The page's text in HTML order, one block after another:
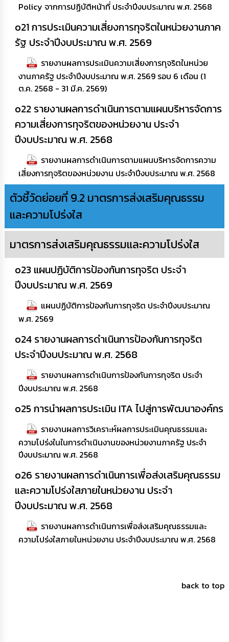
Policy จากการปฏิบัติหน้าที่ ประจำปีงบประมาณ พ.ศ. 2568
o21 การประเมินความเสี่ยงการทุจริตในหน่วยงานภาค
รัฐ ประจำปีงบประมาณ พ.ศ. 2569
รายงานผลการประเมินความเสี่ยงการทุจริตในหน่วย
งานภาครัฐ ประจำปีงบประมาณ พ.ศ. 2569 รอบ 6 เดือน (1
ต.ค. 2568 - 31 มี.ค. 2569)
o22 รายงานผลการดำเนินการตามแผนบริหารจัดการ
ความเสี่ยงการทุจริตของหน่วยงาน ประจำ
ปีงบประมาณ พ.ศ. 2568
รายงานผลการดำเนินการตามแผนบริหารจัดการความ
เสี่ยงการทุจริตของหน่วยงาน ประจำปีงบประมาณ พ.ศ. 2568
ตัวชี้วัดย่อยที่ 9.2 มาตรการส่งเสริมคุณธรรม
และความโปร่งใส
มาตรการส่งเสริมคุณธรรมและความโปร่งใส
o23 แผนปฏิบัติการป้องกันการทุจริต ประจำ
ปีงบประมาณ พ.ศ. 2569
แผนปฏิบัติการป้องกันการทุจริต ประจำปีงบประมาณ
พ.ศ. 2569
o24 รายงานผลการดำเนินการป้องกันการทุจริต
ประจำปีงบประมาณ พ.ศ. 2568
รายงานผลการดำเนินการป้องกันการทุจริต ประจำ
ปีงบประมาณ พ.ศ. 2568
o25 การนำผลการประเมิน ITA ไปสู่การพัฒนาองค์กร
รายงานผลการวิเคราะห์ผลการประเมินคุณธรรมและ
ความโปร่งในในการดำเนินงานของหน่วยงานภาครัฐ ประจำ
ปีงบประมาณ พ.ศ. 2568
o26 รายงานผลการดำเนินการเพื่อส่งเสริมคุณธรรม
และความโปร่งใสภายในหน่วยงาน ประจำ
ปีงบประมาณ พ.ศ. 2568
รายงานผลการดำเนินการเพื่อส่งเสริมคุณธรรมและ
ความโปร่งใสภายในหน่วยงาน ประจำปีงบประมาณ พ.ศ. 2568
back to top